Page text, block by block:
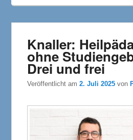
Knaller:
ohne
Drei und frei
Veröffentlicht am2. Juli 2025 von